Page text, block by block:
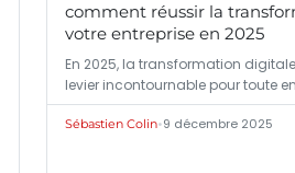
comment réussir la
votre entreprise en 2025
En 2025, la transformation
levier incontournable pour toute
Sébastien Colin•9 décembre 2025